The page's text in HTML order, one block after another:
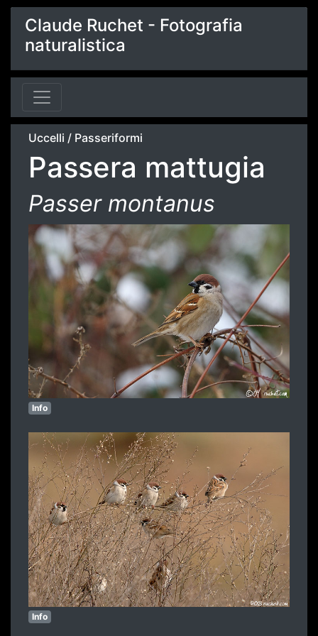
Claude Ruchet - Fotografia
naturalistica
Uccelli / Passeriformi
Passera mattugia
Passer montanus
Info
Info